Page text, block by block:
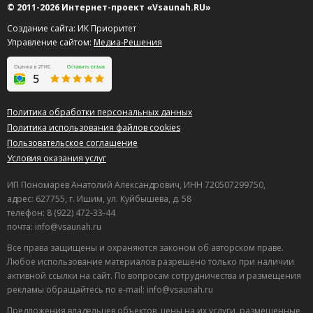
всем советую для мужской компании! Все понравилось,
Полезный отзыв? Да(0) Нет
Альберт о Баня на Дзержинке
Хорошая сауна, очень чисто. Сотрудники вежливые и
гостеприимные, отдых удался.
Полезный отзыв? Да
9
Геннадий о Баня на Дзержинке
30.04.2026 в 05:56
Хорошая сауна, внутри уютно. Сотрудники вежливые,
обслуживание на достойном уровне.
Полезный отзыв? Да(0) Нет(0)
9
Мирослава о Баня с чанами на костре. Клуб Барин
9
© 2011-2026 Интернет-проект «Vsaunah.RU»
Создание сайта: ИК Приоритет
Управление сайтом: Медиа-Решения
Политика обработки персональных данных
Политика использования файлов cookies
Пользовательское соглашение
Условия оказания услуг
ИП Пономарев Анатолий Александрович, ИНН 720507299750,
адрес: 627755, г. Ишим, ул. Куйбышева, д. 58
телефон: 8 (922) 472-33-44
почта: info@vsaunah.ru
Все права защищены и охраняются законом об авторском праве.
Любое использование материалов разрешено только при наличии
активной ссылки на сайт. По вопросам сотрудничества и размещения
рекламы обращайтесь по e-mail: info@vsaunah.ru
Предложения владельцев объектов, цены на их услуги, размещенные